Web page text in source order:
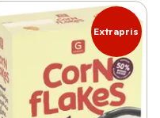
Extrapris